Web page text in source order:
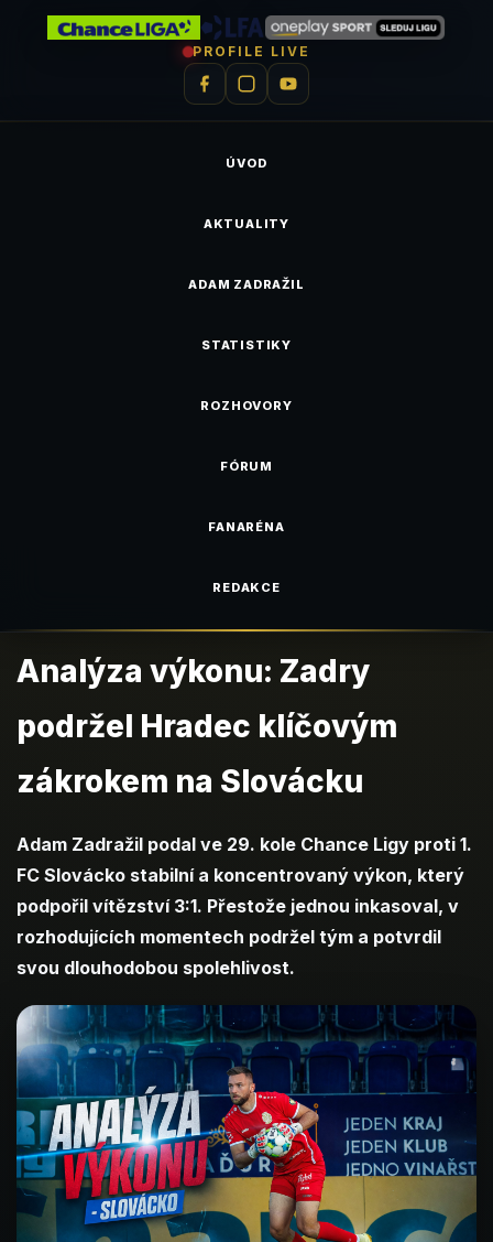
PROFILE LIVE
ÚVOD
AKTUALITY
ADAM ZADRAŽIL
STATISTIKY
ROZHOVORY
FÓRUM
FANARÉNA
REDAKCE
Analýza výkonu: Zadry
podržel Hradec klíčovým
zákrokem na Slovácku
Adam Zadražil podal ve 29. kole Chance Ligy proti 1.
FC Slovácko stabilní a koncentrovaný výkon, který
podpořil vítězství 3:1. Přestože jednou inkasoval, v
rozhodujících momentech podržel tým a potvrdil
svou dlouhodobou spolehlivost.